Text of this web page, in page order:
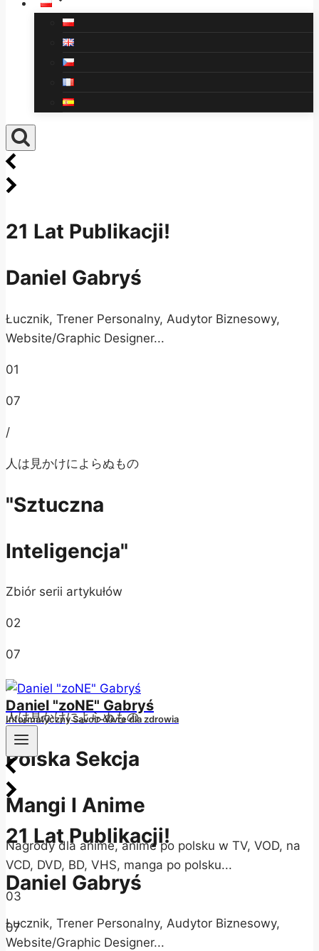
21 Lat Publikacji!
Daniel Gabryś
Łucznik, Trener Personalny, Audytor Biznesowy,
Website/Graphic Designer...
01
07
/
人は見かけによらぬもの
"Sztuczna
Inteligencja"
Zbiór serii artykułów
02
07
/
人は見かけによらぬもの
Polska Sekcja
Mangi I Anime
Nagrody dla anime, anime po polsku w TV, VOD, na
VCD, DVD, BD, VHS, manga po polsku...
03
07
Daniel "zoNE" Gabryś
Informatyczny Savoir-Vivre dla zdrowia
21 Lat Publikacji!
Daniel Gabryś
Łucznik, Trener Personalny, Audytor Biznesowy,
Website/Graphic Designer...